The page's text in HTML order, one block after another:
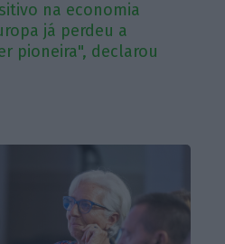
na economia
já perdeu a
pioneira", declarou